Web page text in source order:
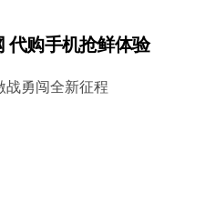
代购手机抢鲜体验
战勇闯全新征程